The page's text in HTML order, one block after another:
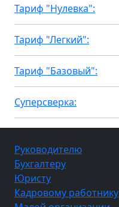
Тариф "Нулевка":
Тариф "Легкий":
Тариф "Базовый":
Суперсверка:
Руководителю
Бухгалтеру
Юристу
Кадровому работнику